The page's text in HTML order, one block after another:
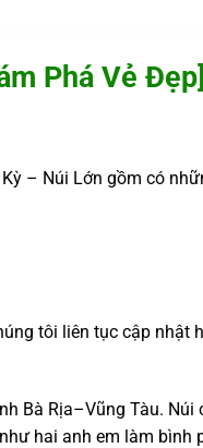
Phá Vẻ Đẹp]
– Núi Lớn gồm có
tôi liên tục cập nhật
Bà Rịa–Vũng Tàu. Núi
hai anh em làm bình